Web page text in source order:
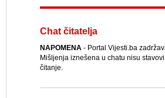
Chat čitatelja
NAPOMENA- Portal Vijesti.ba
Mišljenja iznešena u chatu nisu
čitanje.